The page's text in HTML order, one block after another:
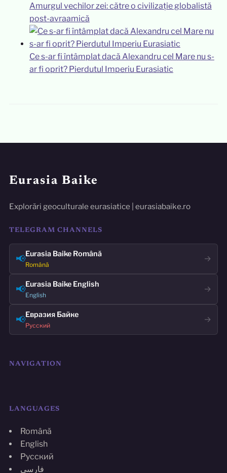
Amurgul vechilor zei: către o civilizație globalistă
post-avraamică
Ce s-ar fi întâmplat dacă Alexandru cel Mare nu s-
ar fi oprit? Pierdutul Imperiu Eurasiatic
Eurasia Baike
Explorări geoculturale eurasiatice | eurasiabaike.ro
TELEGRAM CHANNELS
📢Eurasia Baike Română
Română
→
📢Eurasia Baike English
English
→
📢Евразия Байке
Русский
→
NAVIGATION
LANGUAGES
Română
English
Русский
فارسی